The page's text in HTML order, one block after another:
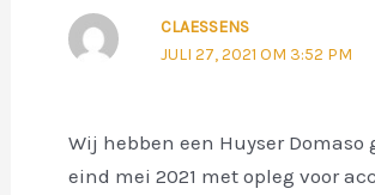
CLAESSENS
JULI 27, 2021 OM 3:52 PM
Wij hebben een Huyser Domaso
eind mei 2021 met opleg voor